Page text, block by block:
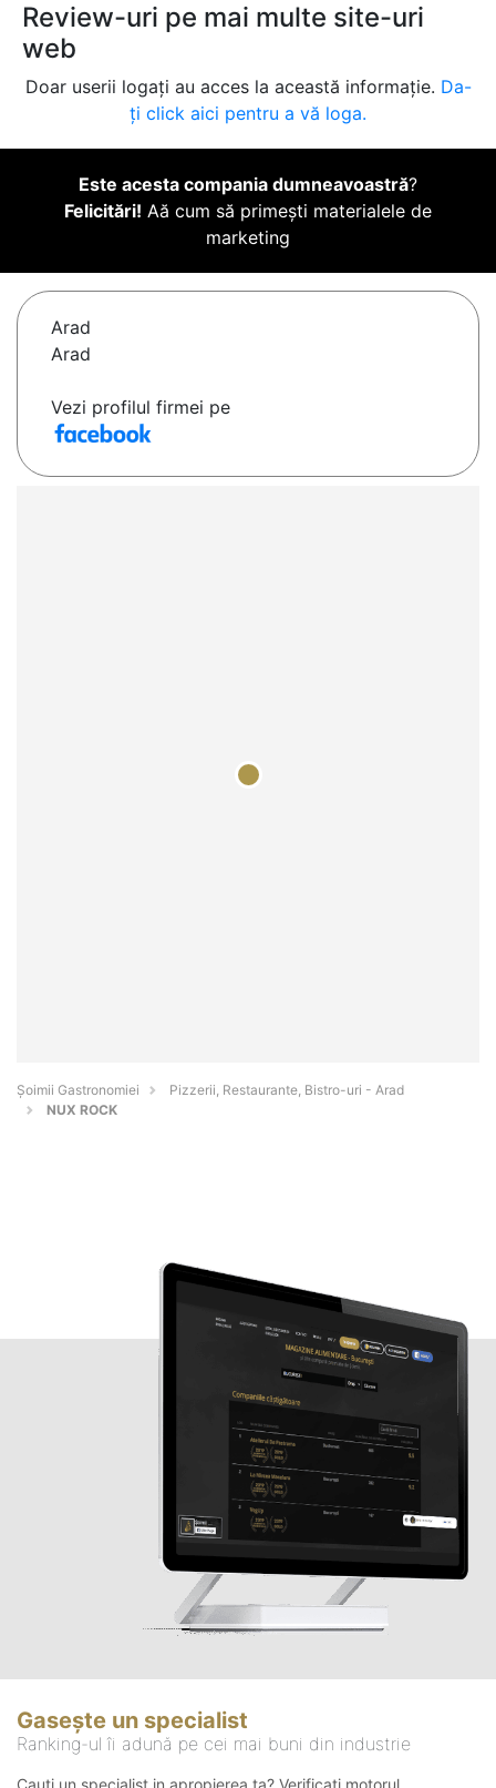
Review-uri pe mai multe site-uri
web
Doar userii logați au acces la această informație. Da-
ți click aici pentru a vă loga.
Este acesta compania dumneavoastră?
Felicitări! Aă cum să primești materialele de
marketing
Arad
Arad
Vezi profilul firmei pe
Șoimii Gastronomiei
Pizzerii, Restaurante, Bistro-uri - Arad
NUX ROCK
Gasește un specialist
Ranking-ul îi adună pe cei mai buni din industrie
Cauți un specialist in apropierea ta? Verificați motorul